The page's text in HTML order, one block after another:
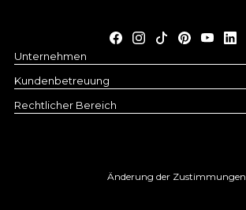
Unternehmen
Kundenbetreuung
Rechtlicher Bereich
Änderung der Zustimmungen